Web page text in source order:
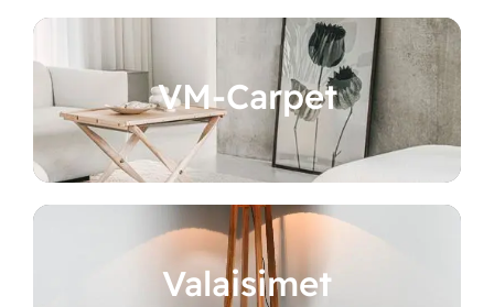
VM-Carpet
Valaisimet